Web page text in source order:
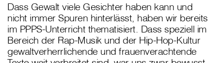
Dass Gewalt viele Gesichter haben kann und
nicht immer Spuren hinterlässt, haben wir bereits
im PPPS-Unterricht thematisiert. Dass speziell im
Bereich der Rap-Musik und der Hip-Hop-Kultur
gewaltverherrlichende und frauenverachtende